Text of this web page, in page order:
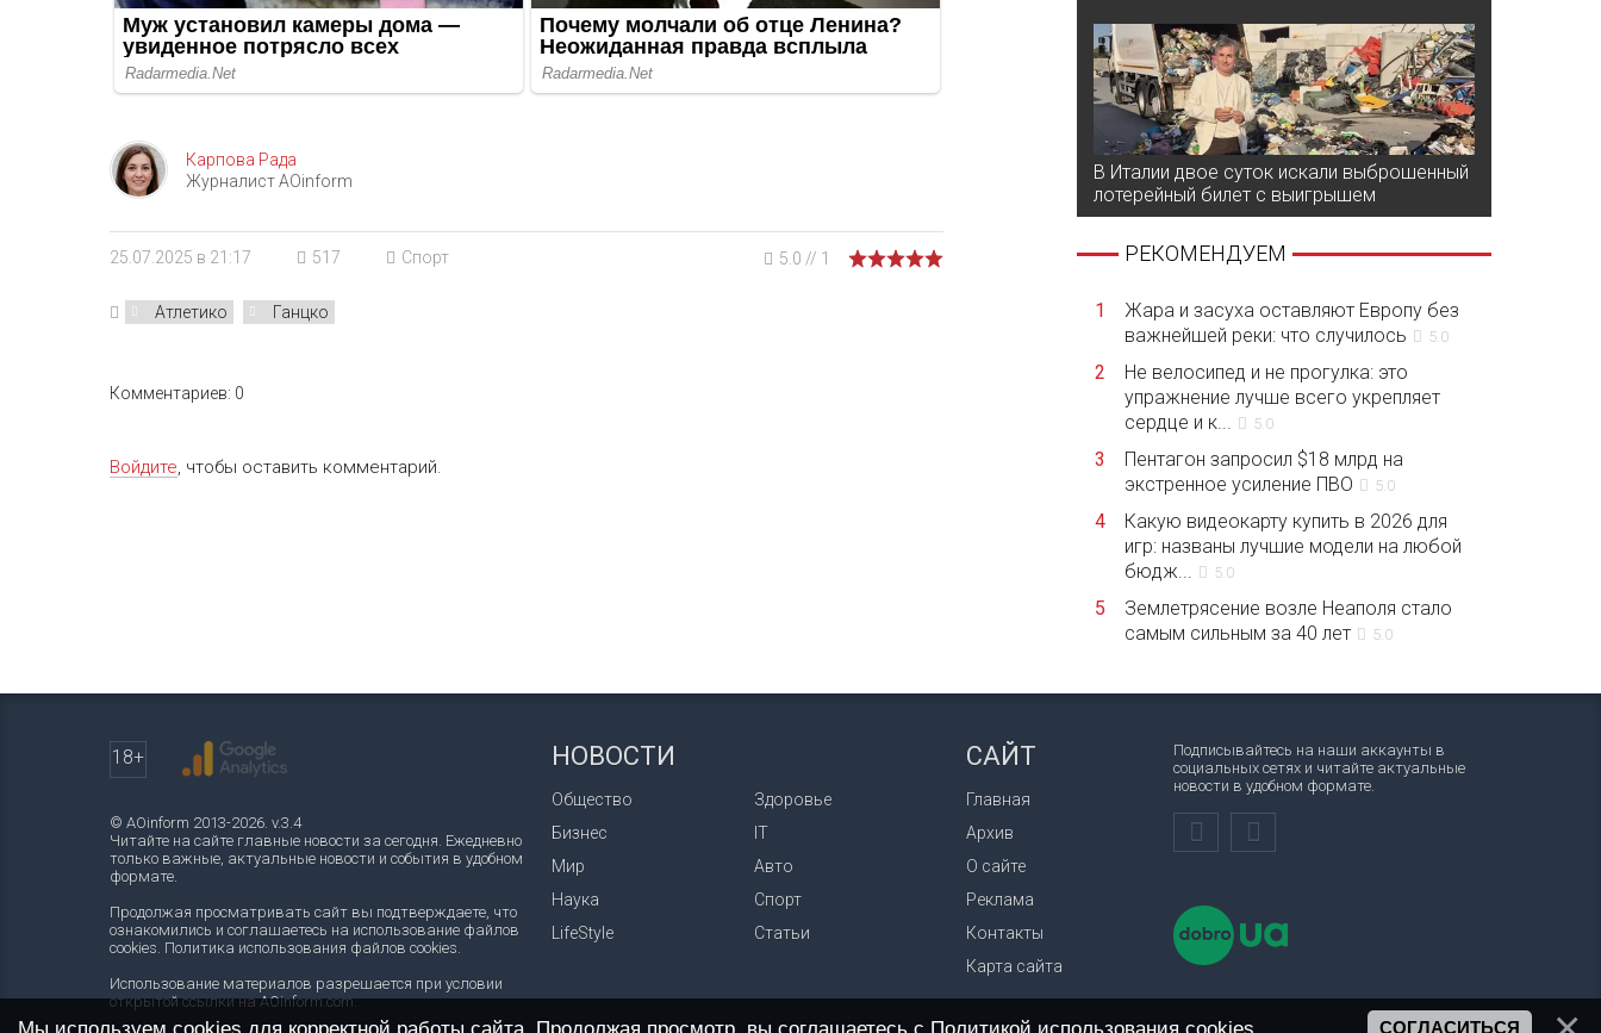
Карпова Рада
Журналист AOinform
25.07.2025 в 21:17 517 Спорт 5.0 // 1
Атлетико Ганцко
Комментариев: 0
Войдите, чтобы оставить комментарий.
В Италии двое суток искали выброшенный
лотерейный билет с выигрышем
РЕКОМЕНДУЕМ
1
Жара и засуха оставляют Европу без
важнейшей реки: что случилось
5.0
2
Не велосипед и не прогулка: это
упражнение лучше всего укрепляет
сердце и к...
5.0
3
Пентагон запросил $18 млрд на
экстренное усиление ПВО
5.0
4
Какую видеокарту купить в 2026 для
игр: названы лучшие модели на любой
бюдж...
5.0
5
Землетрясение возле Неаполя стало
самым сильным за 40 лет
5.0
18+
© AOinform 2013-2026. v.3.4
Читайте на сайте главные новости за сегодня. Ежедневно
только важные, актуальные новости и события в удобном
формате.
Продолжая просматривать сайт вы подтверждаете, что
ознакомились и соглашаетесь на использование файлов
cookies. Политика использования файлов cookies
Использование материалов разрешается при условии
открытой ссылки на AOinform.com.
НОВОСТИ
Общество
Бизнес
Мир
Наука
LifeStyle
Здоровье
IT
Авто
Спорт
Статьи
САЙТ
Главная
Архив
О сайте
Реклама
Контакты
Карта сайта
Подписывайтесь на наши аккаунты в
социальных сетях и читайте актуальные
новости в удобном формате.
Мы используем cookies для корректной работы сайта. Продолжая просмотр, вы соглашаетесь с Политикой использования cookies СОГЛАСИТЬСЯ